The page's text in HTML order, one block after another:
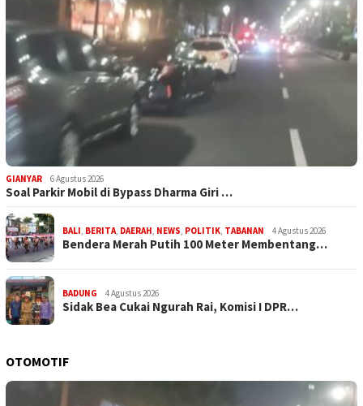
GIANYAR 6 Agustus 2026
Soal Parkir Mobil di Bypass Dharma Giri …
BALI BERITA DAERAH NEWS POLITIK TABANAN 4 Agustus 2026
Bendera Merah Putih 100 Meter Membentang…
BADUNG 4 Agustus 2026
Sidak Bea Cukai Ngurah Rai, Komisi I DPR…
OTOMOTIF